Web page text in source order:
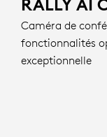
ET
OPTIQUE
RALLY AI
Caméra de
fonctionnalités
exceptionnelle